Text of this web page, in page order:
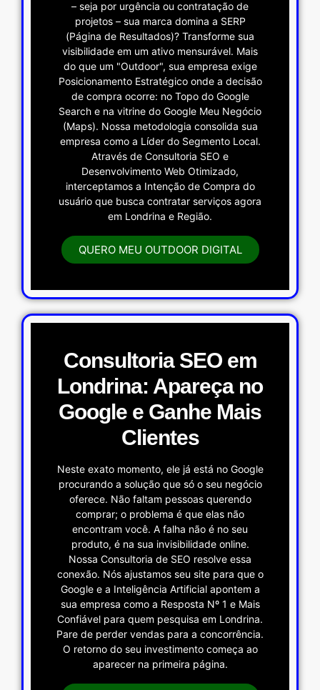
– seja por urgência ou contratação de
projetos – sua marca domina a SERP
(Página de Resultados)? Transforme sua
visibilidade em um ativo mensurável. Mais
do que um "Outdoor", sua empresa exige
Posicionamento Estratégico onde a decisão
de compra ocorre: no Topo do Google
Search e na vitrine do Google Meu Negócio
(Maps). Nossa metodologia consolida sua
empresa como a Líder do Segmento Local.
Através de Consultoria SEO e
Desenvolvimento Web Otimizado,
interceptamos a Intenção de Compra do
usuário que busca contratar serviços agora
em Londrina e Região.
QUERO MEU OUTDOOR DIGITAL
Consultoria SEO em
Londrina: Apareça no
Google e Ganhe Mais
Clientes
Neste exato momento, ele já está no Google
procurando a solução que só o seu negócio
oferece. Não faltam pessoas querendo
comprar; o problema é que elas não
encontram você. A falha não é no seu
produto, é na sua invisibilidade online.
Nossa Consultoria de SEO resolve essa
conexão. Nós ajustamos seu site para que o
Google e a Inteligência Artificial apontem a
sua empresa como a Resposta Nº 1 e Mais
Confiável para quem pesquisa em Londrina.
Pare de perder vendas para a concorrência.
O retorno do seu investimento começa ao
aparecer na primeira página.